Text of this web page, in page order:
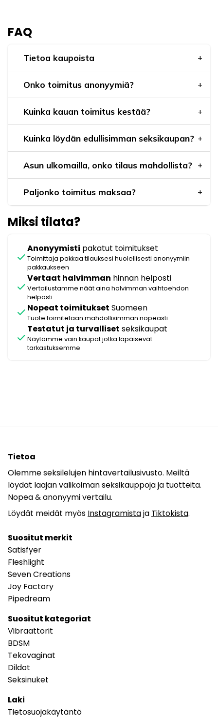
FAQ
Tietoa kaupoista
Onko toimitus anonyymiä?
Kuinka kauan toimitus kestää?
Kuinka löydän edullisimman seksikaupan?
Asun ulkomailla, onko tilaus mahdollista?
Paljonko toimitus maksaa?
Miksi tilata?
check
Anonyymisti pakatut toimitukset
Toimittaja pakkaa tilauksesi huolellisesti anonyymiin
pakkaukseen
check
Vertaat halvimman hinnan helposti
Vertailustamme näät aina halvimman vaihtoehdon
helposti
check Nopeat toimitukset Suomeen
Tuote toimitetaan mahdollisimman nopeasti
check
Testatut ja turvalliset seksikaupat
Näytämme vain kaupat jotka läpäisevät
tarkastuksemme
Tietoa
Olemme seksilelujen hintavertailusivusto. Meiltä
löydät laajan valikoiman seksikauppoja ja tuotteita.
Nopea & anonyymi vertailu.
Löydät meidät myös Instagramistaja Tiktokista.
Suositut merkit
Satisfyer
Fleshlight
Seven Creations
Joy Factory
Pipedream
Suositut kategoriat
Vibraattorit
BDSM
Tekovaginat
Dildot
Seksinuket
Laki
Tietosuojakäytäntö